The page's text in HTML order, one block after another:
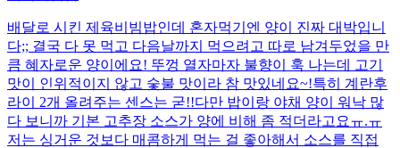
배달로 시킨 제육비빔밥인데 혼자먹기엔 양이 진짜 대박입니
다;; 결국 다 못 먹고 다음날까지 먹으려고 따로 남겨두었을 만
큼 혜자로운 양이에요! 뚜껑 열자마자 불향이 훅 나는데 고기
맛이 인위적이지 않고 숯불 맛이라 참 맛있네요~!특히 계란후
라이 2개 올려주는 센스는 굳!! ​다만 밥이랑 야채 양이 워낙 많
다 보니까 기본 고추장 소스가 양에 비해 좀 적더라고요ㅠ.ㅠ
저는 싱거운 것보다 매콤하게 먹는 걸 좋아해서 소스를 직접